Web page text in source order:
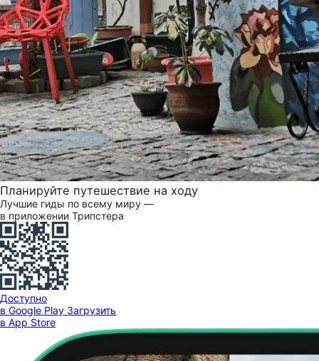
Планируйте путешествие на ходу
Лучшие гиды по всему миру —
в приложении Трипстера
Доступно
в Google Play Загрузить
в App Store